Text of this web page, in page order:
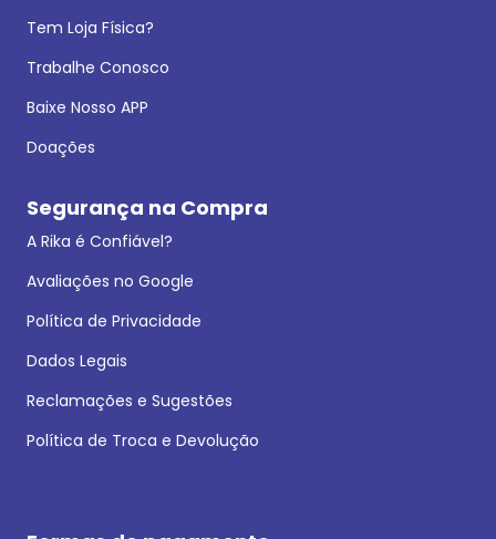
Tem Loja Física?
Trabalhe Conosco
Baixe Nosso APP
Doações
Segurança na Compra
A Rika é Confiável?
Avaliações no Google
Política de Privacidade
Dados Legais
Reclamações e Sugestões
Política de Troca e Devolução